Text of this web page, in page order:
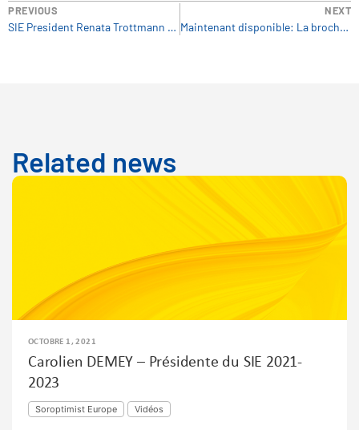
PREVIOUS
SIE President Renata Trottmann Probst Introduces you to the Link News Bulletin
NEXT
Maintenant disponible: La brochure du Prix des meilleures pratiques 2018
Related news
OCTOBRE 1, 2021
Carolien DEMEY – Présidente du SIE 2021-
2023
Soroptimist Europe Vidéos